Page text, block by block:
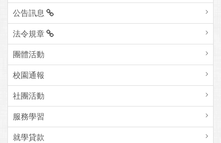
公告訊息
法令規章
團體活動
校園通報
社團活動
服務學習
就學貸款